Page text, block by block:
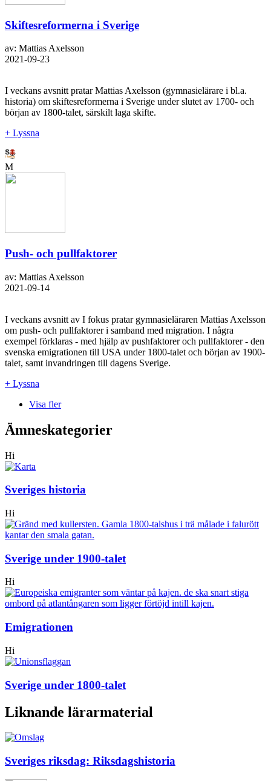
Skiftesreformerna i Sverige
av: Mattias Axelsson
2021-09-23
I veckans avsnitt pratar Mattias Axelsson (gymnasielärare i bl.a.
historia) om skiftesreformerna i Sverige under slutet av 1700- och
början av 1800-talet, särskilt laga skifte.
+ Lyssna
M
Push- och pullfaktorer
av: Mattias Axelsson
2021-09-14
I veckans avsnitt av I fokus pratar gymnasieläraren Mattias Axelsson
om push- och pullfaktorer i samband med migration. I några
exempel förklaras - med hjälp av pushfaktorer och pullfaktorer - den
svenska emigrationen till USA under 1800-talet och början av 1900-
talet, samt invandringen till dagens Sverige.
+ Lyssna
Visa fler
Ämneskategorier
Hi
Sveriges historia
Hi
Sverige under 1900-talet
Hi
Emigrationen
Hi
Sverige under 1800-talet
Liknande lärarmaterial
Sveriges riksdag: Riksdagshistoria